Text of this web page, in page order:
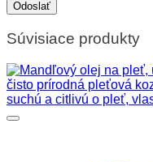
Súvisiace produkty